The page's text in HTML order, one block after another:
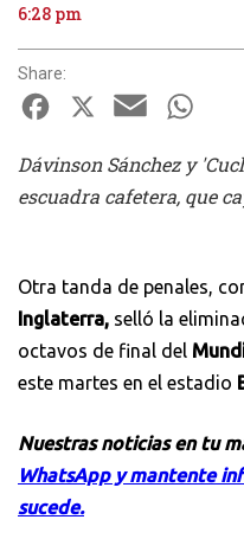
6:28 pm
Share:
Facebook
X Email
Dávinson Sánchez y
escuadra cafetera, que
Otra tanda de penales,
Inglaterra, selló la
octavos de final del
este martes en el estadio
Nuestras noticias en tu
WhatsApp y mantente
sucede.